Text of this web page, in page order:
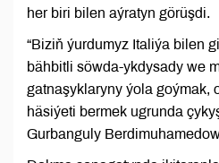
her biri bilen aýratyn görüşdi.
“Biziň ýurdumyz Italiýa bilen
bähbitli söwda-ykdysady we
gatnaşyklaryny ýola goýmak,
häsiýeti bermek ugrunda
Gurbanguly